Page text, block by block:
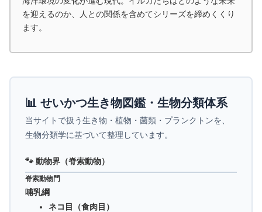
を迎えるのか、人との関係を含めてシリーズを締めくくり
ます。
📊 せいかつ生き物図鑑・生物分類体系
当サイトで扱う生き物・植物・菌類・プランクトンを、
生物分類学に基づいて整理しています。
🐾 動物界（脊索動物）
脊索動物門
哺乳綱
ネコ目（食肉目）